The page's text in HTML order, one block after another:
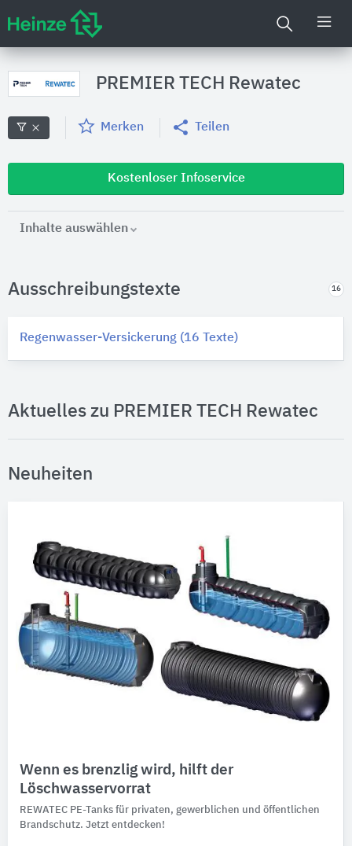
PREMIER TECH Rewatec
Merken Teilen
Kostenloser Infoservice
Inhalte auswählen
Ausschreibungstexte 16
Regenwasser-Versickerung (16 Texte)
Aktuelles zu PREMIER TECH Rewatec
Neuheiten
Wenn es brenzlig wird, hilft der
Löschwasservorrat
REWATEC PE-Tanks für privaten, gewerb­lichen und öffent­lichen
Brand­schutz. Jetzt entdecken!